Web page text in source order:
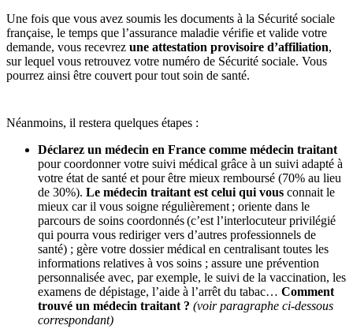
Une fois que vous avez soumis les documents à la Sécurité sociale
française, le temps que l’assurance maladie vérifie et valide votre
demande, vous recevrez une attestation provisoire d’affiliation,
sur lequel vous retrouvez votre numéro de Sécurité sociale. Vous
pourrez ainsi être couvert pour tout soin de santé.
Néanmoins, il restera quelques étapes :
Déclarez un médecin en France comme médecin traitant
pour coordonner votre suivi médical grâce à un suivi adapté à
votre état de santé et pour être mieux remboursé (70% au lieu
de 30%). Le médecin traitant est celui qui vous connait le
mieux car il vous soigne régulièrement ; oriente dans le
parcours de soins coordonnés (c’est l’interlocuteur privilégié
qui pourra vous rediriger vers d’autres professionnels de
santé) ; gère votre dossier médical en centralisant toutes les
informations relatives à vos soins ; assure une prévention
personnalisée avec, par exemple, le suivi de la vaccination, les
examens de dépistage, l’aide à l’arrêt du tabac… Comment
trouvé un médecin traitant ? (voir paragraphe ci-dessous
correspondant)